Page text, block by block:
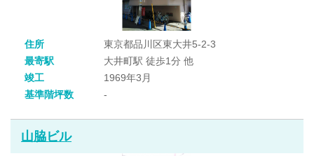
住所
東京都品川区東大井5-2-3
最寄駅
大井町駅 徒歩1分 他
竣工
1969年3月
基準階坪数
-
山脇ビル